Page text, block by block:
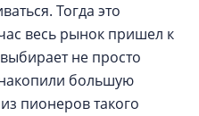
Тогда это
весь рынок пришел к
не просто
большую
пионеров такого